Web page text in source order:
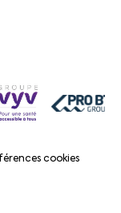
cookies